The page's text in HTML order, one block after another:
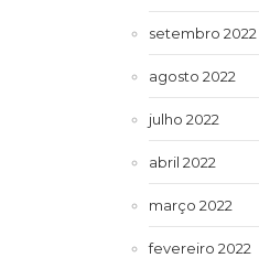
setembro 2022
agosto 2022
julho 2022
abril 2022
março 2022
fevereiro 2022